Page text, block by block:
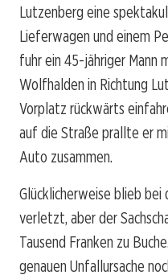
Lutzenberg eine
Lieferwagen und einem
fuhr ein 45-jähriger Mann
Wolfhalden in Richtung
Vorplatz rückwärts
auf die Straße prallte er
Auto zusammen.
Glücklicherweise blieb bei
verletzt, aber der
Tausend Franken zu
genauen Unfallursache